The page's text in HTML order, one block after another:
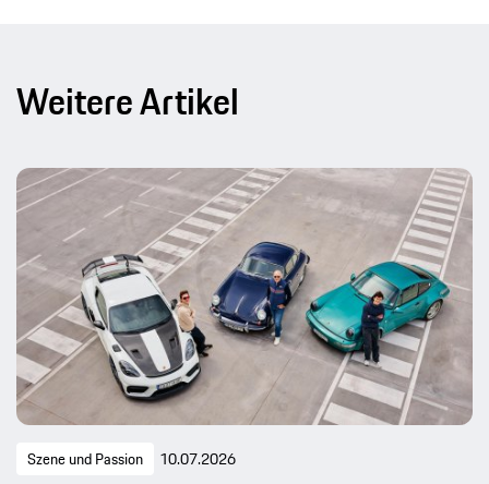
Weitere Artikel
Szene und Passion 10.07.2026